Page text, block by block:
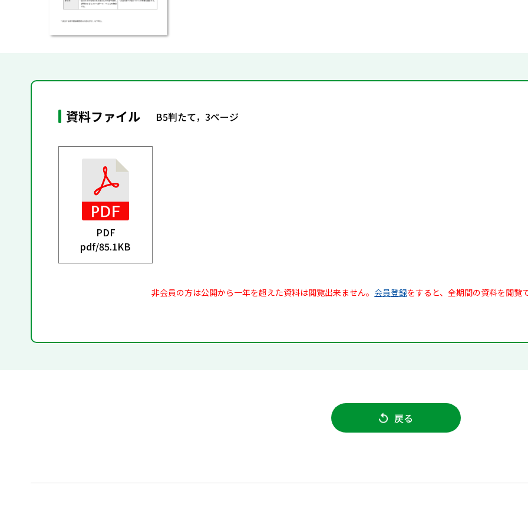
資料ファイル B5判たて，3ページ
PDF
pdf/85.1KB
非会員の方は公開から一年を超えた資料は閲覧出来ません。 会員登録をすると、全期間の資料を閲覧
戻る